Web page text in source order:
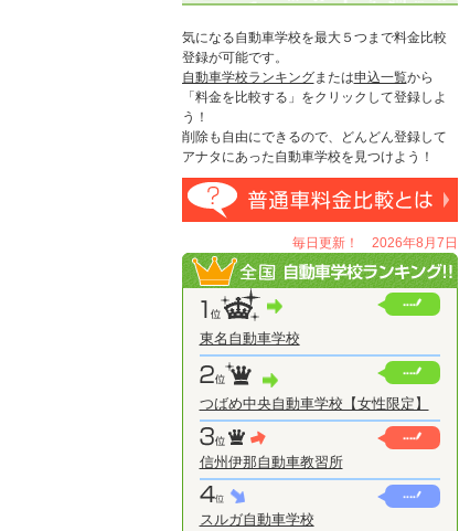
気になる自動車学校を最大５つまで料金比較
登録が可能です。
自動車学校ランキングまたは申込一覧から
「料金を比較する」をクリックして登録しよ
う！
削除も自由にできるので、どんどん登録して
アナタにあった自動車学校を見つけよう！
毎日更新！ 2026年8月7日
東名自動車学校
つばめ中央自動車学校【女性限定】
信州伊那自動車教習所
スルガ自動車学校